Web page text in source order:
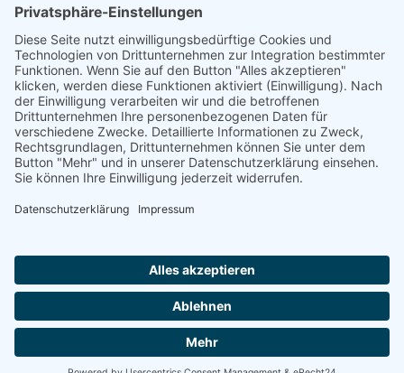
Nonnenhofer Straße 24/26
17033 Neubrandenburg
Telefon: 0395 35 88 100
Telefax: 0395 35 88 111
E-Mail:neubrandenburg@tfa-akademie.de
Rechtliches
Teilnahmebedingungen
Impressum
Copyright TFA-Akademie GmbH |
|Impressum|Teilnahmebedingungen